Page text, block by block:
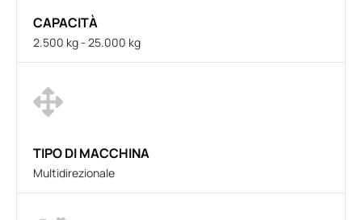
CAPACITÀ
2.500 kg - 25.000 kg
TIPO DI MACCHINA
Multidirezionale